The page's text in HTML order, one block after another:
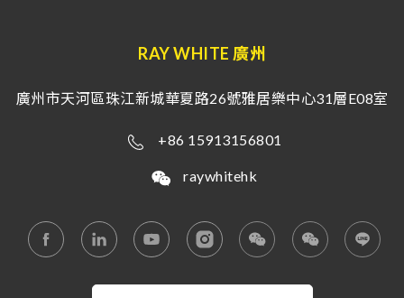
RAY WHITE 廣州
廣州市天河區珠江新城華夏路26號雅居樂中心31層E08室
+86 15913156801
raywhitehk